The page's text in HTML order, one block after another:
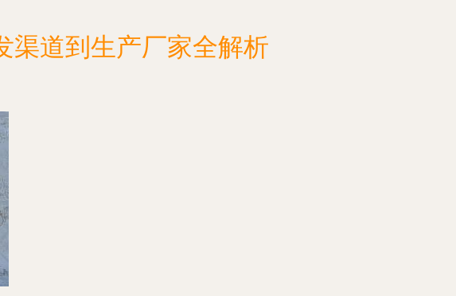
渠道到生产厂家全解析